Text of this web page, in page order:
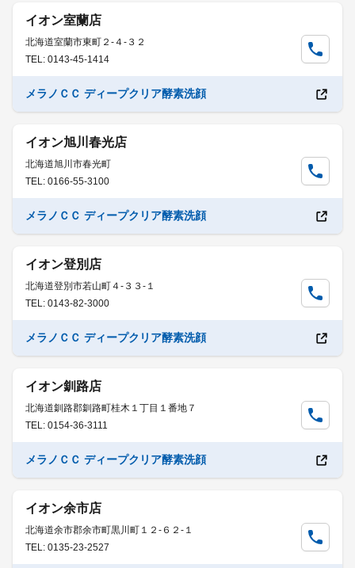
イオン室蘭店
北海道室蘭市東町２-４-３２
TEL: 0143-45-1414
メラノＣＣ ディープクリア酵素洗顔
イオン旭川春光店
北海道旭川市春光町
TEL: 0166-55-3100
メラノＣＣ ディープクリア酵素洗顔
イオン登別店
北海道登別市若山町４-３３-１
TEL: 0143-82-3000
メラノＣＣ ディープクリア酵素洗顔
イオン釧路店
北海道釧路郡釧路町桂木１丁目１番地７
TEL: 0154-36-3111
メラノＣＣ ディープクリア酵素洗顔
イオン余市店
北海道余市郡余市町黒川町１２-６２-１
TEL: 0135-23-2527